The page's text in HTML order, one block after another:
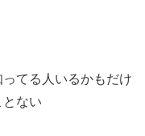
てる人いるかもだけ
ない